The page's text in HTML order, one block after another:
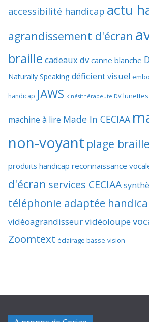
accessibilité handicap actu
agrandissement d'écran
braille cadeaux dv canne blanche
Naturally Speaking déficient visuel
handicap JAWS kinésithérapeute DV
machine à lire Made In CECIAA
non-voyant plage braille
produits handicap reconnaissance
d'écran services CECIAA
téléphonie adaptée
vidéoagrandisseurvidéoloupe
Zoomtext éclairage basse-vision